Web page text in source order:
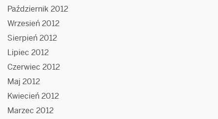
Październik 2012
Wrzesień 2012
Sierpień 2012
Lipiec 2012
Czerwiec 2012
Maj 2012
Kwiecień 2012
Marzec 2012